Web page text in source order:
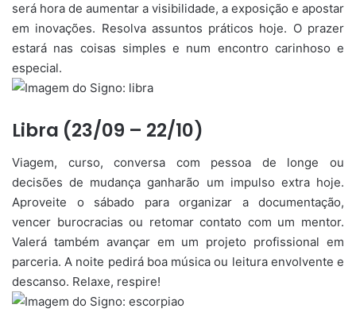
será hora de aumentar a visibilidade, a exposição e apostar
em inovações. Resolva assuntos práticos hoje. O prazer
estará nas coisas simples e num encontro carinhoso e
especial.
Libra (23/09 – 22/10)
Viagem, curso, conversa com pessoa de longe ou
decisões de mudança ganharão um impulso extra hoje.
Aproveite o sábado para organizar a documentação,
vencer burocracias ou retomar contato com um mentor.
Valerá também avançar em um projeto profissional em
parceria. A noite pedirá boa música ou leitura envolvente e
descanso. Relaxe, respire!